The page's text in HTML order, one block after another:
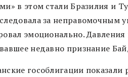
в этом стали Бразилия и
за неправомочным
эмоционально.
недавно признание
гособлигации показали